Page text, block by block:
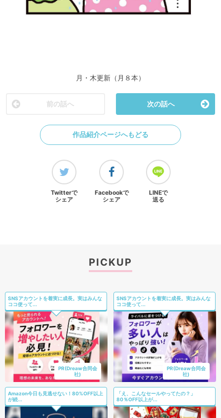
月・木更新（月８本）
前の話へ 次の話へ
作品紹介ページへもどる
Twitterで
シェア
Facebookで
シェア
LINEで
送る
PICKUP
SNSアカウントを着実に成長。実はみんな
ココ使って...
PR(Dreaw合同会
社)
SNSアカウントを着実に成長。実はみんな
ココ使って...
PR(Dreaw合同会
社)
Amazon今日も見逃せない！80%OFF以上
が続...
「え、こんなセールやってたの？」
80％OFF以上が...